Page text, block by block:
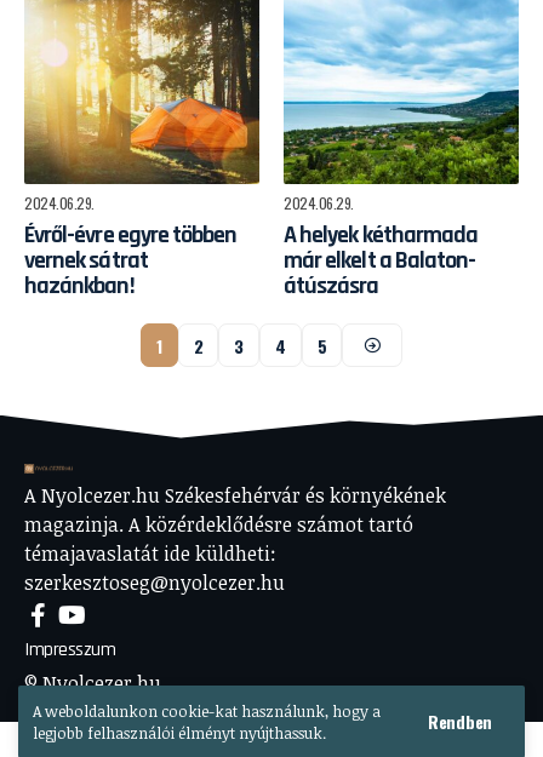
A weboldalunkon cookie-kat használunk, hogy a
legjobb felhasználói élményt nyújthassuk.
Rendben
2024.06.29.
Évről-évre egyre többen
vernek sátrat
hazánkban!
2024.06.29.
A helyek kétharmada
már elkelt a Balaton-
átúszásra
1 2 3 4 5
A Nyolcezer.hu Székesfehérvár és környékének
magazinja. A közérdeklődésre számot tartó
témajavaslatát ide küldheti:
szerkesztoseg@nyolcezer.hu
Impresszum
© Nyolcezer.hu